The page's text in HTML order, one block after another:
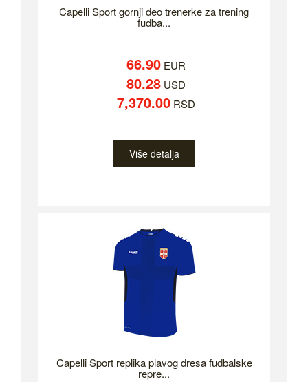
Capelli Sport gornji deo trenerke za trening
fudba...
66.90EUR
80.28USD
7,370.00RSD
Više detalja
Capelli Sport replika plavog dresa fudbalske
repre...